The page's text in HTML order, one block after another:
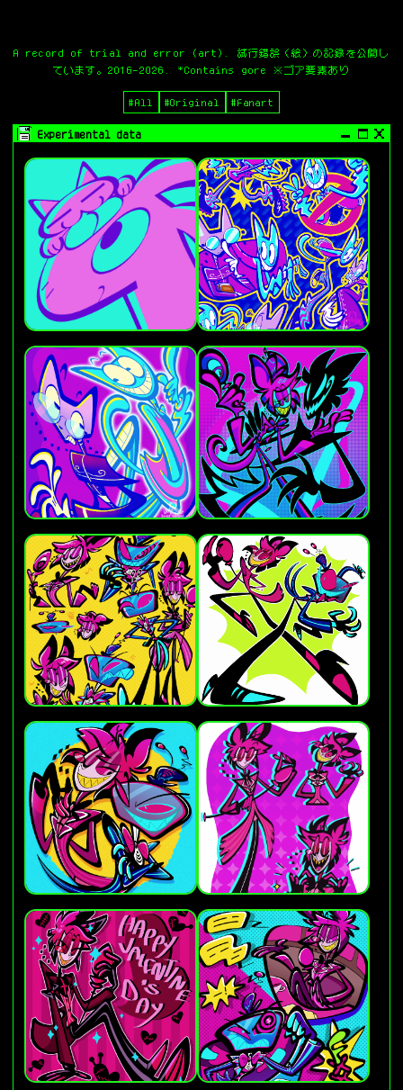
A record of trial and error (art). 試行錯誤（絵）の記録を公開し
ています。2016-2026. *Contains gore ※ゴア要素あり
#All #Original #Fanart
Experimental data